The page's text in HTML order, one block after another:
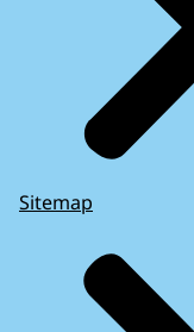
Sitemap